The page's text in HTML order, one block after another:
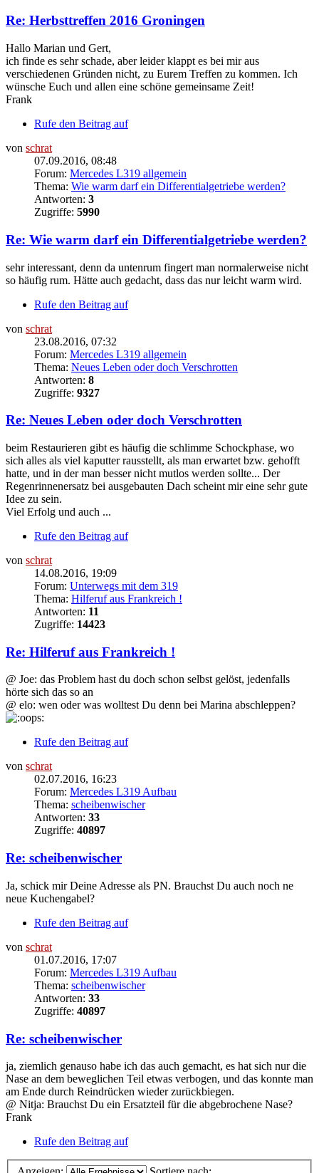
Re: Herbsttreffen 2016 Groningen
Hallo Marian und Gert,
ich finde es sehr schade, aber leider klappt es bei mir aus
verschiedenen Gründen nicht, zu Eurem Treffen zu kommen. Ich
wünsche Euch und allen eine schöne gemeinsame Zeit!
Frank
Rufe den Beitrag auf
von schrat
07.09.2016, 08:48
Forum: Mercedes L319 allgemein
Thema: Wie warm darf ein Differentialgetriebe werden?
Antworten: 3
Zugriffe: 5990
Re: Wie warm darf ein Differentialgetriebe werden?
sehr interessant, denn da untenrum fingert man normalerweise nicht
so häufig rum. Hätte auch gedacht, dass das nur leicht warm wird.
Rufe den Beitrag auf
von schrat
23.08.2016, 07:32
Forum: Mercedes L319 allgemein
Thema: Neues Leben oder doch Verschrotten
Antworten: 8
Zugriffe: 9327
Re: Neues Leben oder doch Verschrotten
beim Restaurieren gibt es häufig die schlimme Schockphase, wo
sich alles als viel kaputter rausstellt, als man erwartet bzw. gehofft
hatte, und in der man besser nicht mutlos werden sollte... Der
Regenrinnenersatz bei ausgebauten Dach scheint mir eine sehr gute
Idee zu sein.
Viel Erfolg und auch ...
Rufe den Beitrag auf
von schrat
14.08.2016, 19:09
Forum: Unterwegs mit dem 319
Thema: Hilferuf aus Frankreich !
Antworten: 11
Zugriffe: 14423
Re: Hilferuf aus Frankreich !
@ Joe: das Problem hast du doch schon selbst gelöst, jedenfalls
hörte sich das so an
@ elo: wen oder was wolltest Du denn bei Marina abschleppen?
Rufe den Beitrag auf
von schrat
02.07.2016, 16:23
Forum: Mercedes L319 Aufbau
Thema: scheibenwischer
Antworten: 33
Zugriffe: 40897
Re: scheibenwischer
Ja, schick mir Deine Adresse als PN. Brauchst Du auch noch ne
neue Kuchengabel?
Rufe den Beitrag auf
von schrat
01.07.2016, 17:07
Forum: Mercedes L319 Aufbau
Thema: scheibenwischer
Antworten: 33
Zugriffe: 40897
Re: scheibenwischer
ja, ziemlich genauso habe ich das auch gemacht, es hat sich nur die
Nase an dem beweglichen Teil etwas verbogen, und das konnte man
am Ende durch Reindrücken wieder zurückbiegen.
@ Nitja: Brauchst Du ein Ersatzteil für die abgebrochene Nase?
Frank
Rufe den Beitrag auf